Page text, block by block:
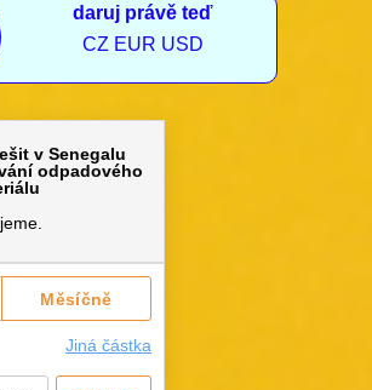
daruj právě teď
CZ EUR USD